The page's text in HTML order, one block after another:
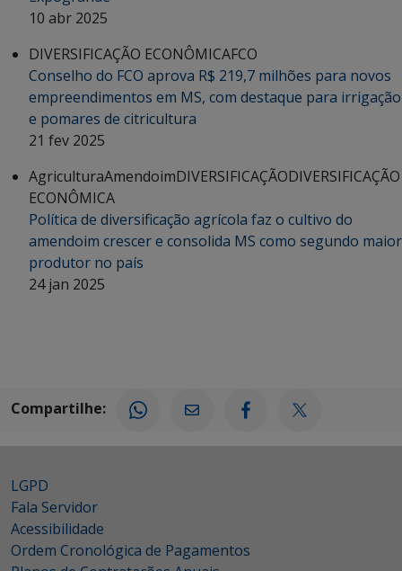
10 abr 2025
DIVERSIFICAÇÃO ECONÔMICAFCO
Conselho do FCO aprova R$ 219,7 milhões para novos
empreendimentos em MS, com destaque para irrigação
e pomares de citricultura
21 fev 2025
AgriculturaAmendoimDIVERSIFICAÇÃODIVERSIFICAÇÃO
ECONÔMICA
Política de diversificação agrícola faz o cultivo do
amendoim crescer e consolida MS como segundo maior
produtor no país
24 jan 2025
Compartilhe:
LGPD
Fala Servidor
Acessibilidade
Ordem Cronológica de Pagamentos